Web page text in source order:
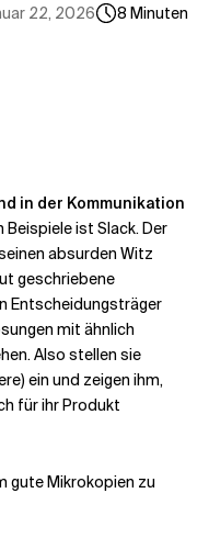
22, 2026 8 Minuten
in der Kommunikation
Beispiele ist Slack. Der
absurden Witz
geschriebene
Entscheidungsträger
mit ähnlich
Also stellen sie
ein und zeigen ihm,
für ihr Produkt
gute Mikrokopien zu